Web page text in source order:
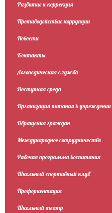
Развитие и коррекция
Противодействие коррупции
Новости
Контакты
Логопедическая служба
Доступная среда
Организация питания в учреждении
Обращения граждан
Международное сотрудничество
Рабочая программа воспитания
Школьный спортивный клуб
Профориентация
Школьный театр